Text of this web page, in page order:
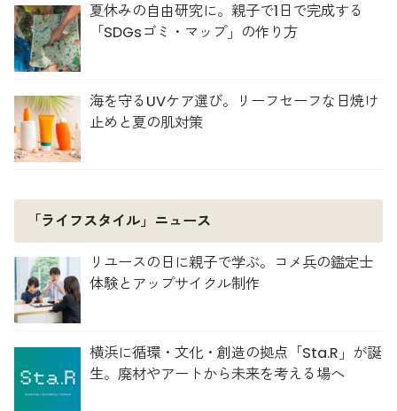
夏休みの自由研究に。親子で1日で完成する
「SDGsゴミ・マップ」の作り方
海を守るUVケア選び。リーフセーフな日焼け
止めと夏の肌対策
「ライフスタイル」ニュース
リユースの日に親子で学ぶ。コメ兵の鑑定士
体験とアップサイクル制作
横浜に循環・文化・創造の拠点「Sta.R」が誕
生。廃材やアートから未来を考える場へ